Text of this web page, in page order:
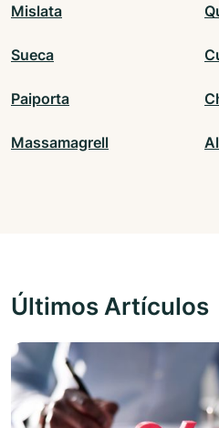
Mislata
Sueca
Paiporta
Massamagrell
Últimos Artículos